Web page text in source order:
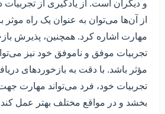
و دیگران است. از یادگیری از تجربیات
از آن‌ها می‌توان به عنوان یک راه موثر
مهارت اشاره کرد. همچنین، پذیرش
تجربیات موفق و ناموفق خود نیز
مؤثر باشد. با دقت به بازخوردهای
تجربیات خود، فرد می‌تواند مهارت
بخشد و در مواقع مختلف بهتر عمل